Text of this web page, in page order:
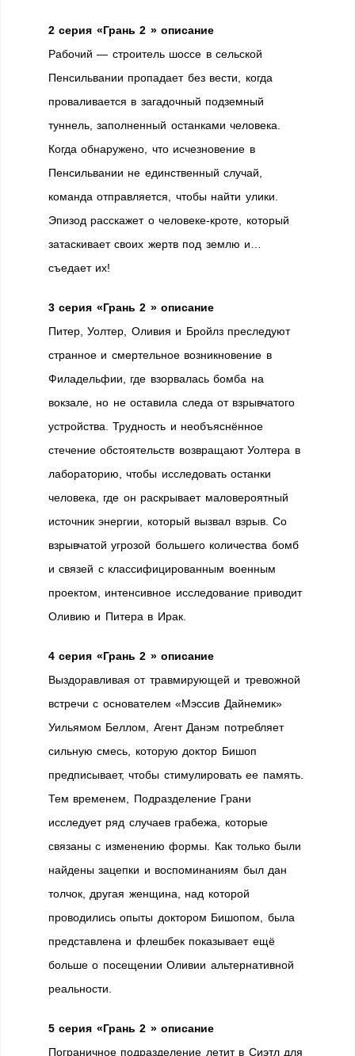
2 серия «Грань 2 » описание
Рабочий — строитель шоссе в сельской
Пенсильвании пропадает без вести, когда
проваливается в загадочный подземный
туннель, заполненный останками человека.
Когда обнаружено, что исчезновение в
Пенсильвании не единственный случай,
команда отправляется, чтобы найти улики.
Эпизод расскажет о человеке-кроте, который
затаскивает своих жертв под землю и…
съедает их!
3 серия «Грань 2 » описание
Питер, Уолтер, Оливия и Бройлз преследуют
странное и смертельное возникновение в
Филадельфии, где взорвалась бомба на
вокзале, но не оставила следа от взрывчатого
устройства. Трудность и необъяснённое
стечение обстоятельств возвращают Уолтера в
лабораторию, чтобы исследовать останки
человека, где он раскрывает маловероятный
источник энергии, который вызвал взрыв. Со
взрывчатой угрозой большего количества бомб
и связей с классифицированным военным
проектом, интенсивное исследование приводит
Оливию и Питера в Ирак.
4 серия «Грань 2 » описание
Выздоравливая от травмирующей и тревожной
встречи с основателем «Мэссив Дайнемик»
Уильямом Беллом, Агент Данэм потребляет
сильную смесь, которую доктор Бишоп
предписывает, чтобы стимулировать ее память.
Тем временем, Подразделение Грани
исследует ряд случаев грабежа, которые
связаны с изменению формы. Как только были
найдены зацепки и воспоминаниям был дан
толчок, другая женщина, над которой
проводились опыты доктором Бишопом, была
представлена и флешбек показывает ещё
больше о посещении Оливии альтернативной
реальности.
5 серия «Грань 2 » описание
Пограничное подразделение летит в Сиэтл для